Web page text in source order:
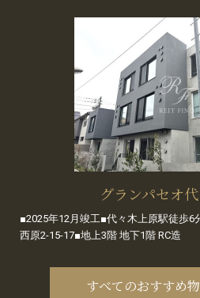
グランパセオ
■2025年12月竣工■代々木上原駅徒歩
西原2-15-17■地上3階 地下1階 RC造
すべてのおすすめ